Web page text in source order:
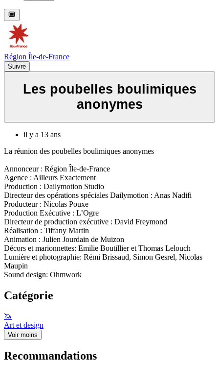
Région Île-de-France
Suivre
Les poubelles boulimiques
anonymes
il y a 13 ans
La réunion des poubelles boulimiques anonymes
Annonceur : Région Île-de-France
Agence : Ailleurs Exactement
Production : Dailymotion Studio
Directeur des opérations spéciales Dailymotion : Anas Nadifi
Producteur : Nicolas Pouxe
Production Exécutive : L’Ogre
Directeur de production exécutive : David Freymond
Réalisation : Tiffany Martin
Animation : Julien Jourdain de Muizon
Décors et marionnettes: Emilie Boutillier et Thomas Lelouch
Lumière et photographie: Rémi Brissaud, Simon Gesrel, Nicolas
Maupin
Sound design: Ohmwork
Catégorie
🦄
Art et design
Voir moins
Recommandations